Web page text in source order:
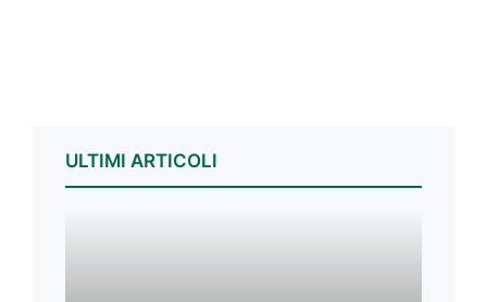
ULTIMI ARTICOLI